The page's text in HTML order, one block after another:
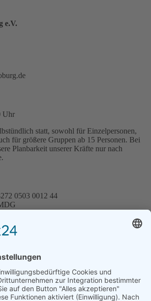
e.V.
Uhr
statt, sowohl für Einzelpersonen,
für größere Gruppen ab 15 Personen. Bei
Planbarkeit unserer Kräfte nur nach
0503 0012 44
abgesetzt werden